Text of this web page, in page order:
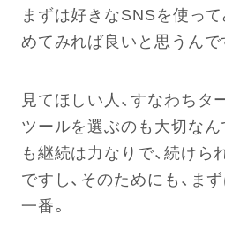
まずは好きなSNSを使っ
めてみれば良いと思うんで
見てほしい人、すなわちタ
ツールを選ぶのも大切なん
も継続は力なりで、続けら
ですし、そのためにも、ま
一番。